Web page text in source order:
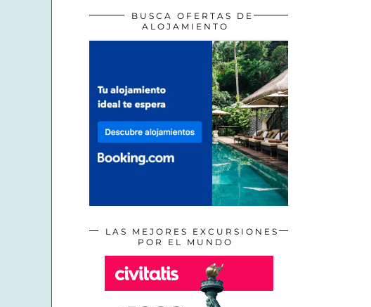
BUSCA OFERTAS DE
ALOJAMIENTO
LAS MEJORES EXCURSIONES
POR EL MUNDO